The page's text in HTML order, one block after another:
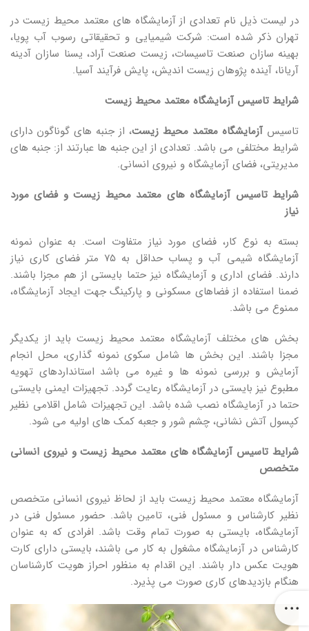
در لیست ذیل نام تعدادی از آزمایشگاه های معتمد محیط زیست در
تهران ذکر شده است: شرکت شیمیایی و تحقیقاتی رسوب آب پویا،
بهینه سازان صنعت تاسیسات، زیست صنعت آراد، یسنا سازان آدینه
آریانا، آینده پژوهان زیست اندیش، پایش فرآیند آسیا.
شرایط تاسیس آزمایشگاه معتمد محیط زیست
تاسیسآزمایشگاه معتمد محیط زیست، از جنبه های گوناگون دارای
شرایط مختلفی می باشد. تعدادی از این جنبه ها عبارتند از: جنبه های
مدیریتی، فضای آزمایشگاه و نیروی انسانی.
شرایط تاسیس آزمایشگاه های معتمد محیط زیست و فضای مورد
نیاز
بسته به نوع کار، فضای مورد نیاز متفاوت است. به عنوان نمونه
آزمایشگاه شیمی آب و پساب حداقل به ۷۵ متر فضای کاری نیاز
دارند. فضای اداری و آزمایشگاه نیز حتما بایستی از هم مجزا باشند.
ضمنا استفاده از فضاهای مسکونی و پارکینگ جهت ایجاد آزمایشگاه،
ممنوع می باشد.
بخش های مختلف آزمایشگاه معتمد محیط زیست باید از یکدیگر
مجزا باشند. این بخش ها شامل سکوی نمونه گذاری، محل انجام
آزمایش و بررسی نمونه ها و غیره می باشد استانداردهای تهویه
مطبوع نیز بایستی در آزمایشگاه رعایت گردد. تجهیزات ایمنی بایستی
حتما در آزمایشگاه نصب شده باشد. این تجهیزات شامل اقلامی نظیر
کپسول آتش نشانی، چشم شور و جعبه کمک های اولیه می شود.
شرایط تاسیس آزمایشگاه های معتمد محیط زیست و نیروی انسانی
متخصص
آزمایشگاه معتمد محیط زیست باید از لحاظ نیروی انسانی متخصص
نظیر کارشناس و مسئول فنی، تامین باشد. حضور مسئول فنی در
آزمایشگاه، بایستی به صورت تمام وقت باشد. افرادی که به عنوان
کارشناس در آزمایشگاه مشغول به کار می باشند، بایستی دارای کارت
هویت عکس دار باشند. این اقدام به منظور احراز هویت کارشناسان
هنگام بازدیدهای کاری صورت می پذیرد.